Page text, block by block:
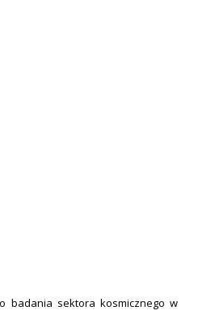
badania sektora kosmicznego w